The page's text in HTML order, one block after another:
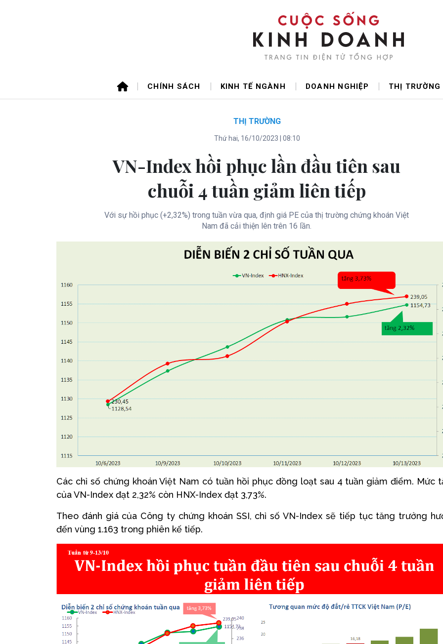
CHÍNH SÁCH KINH TẾ NGÀNH DOANH NGHIỆP THỊ TRƯỜNG
THỊ TRƯỜNG
Thứ hai, 16/10/2023 | 08:10
VN-Index hồi phục lần đầu tiên sau
chuỗi 4 tuần giảm liên tiếp
Với sự hồi phục (+2,32%) trong tuần vừa qua, định giá PE của thị trường chứng khoán Việt
Nam đã cải thiện lên trên 16 lần.
Các chỉ số chứng khoán Việt Nam có tuần hồi phục đồng loạt sau 4 tuần giảm điểm. Mức
của VN-Index đạt 2,32% còn HNX-Index đạt 3,73%.
Theo đánh giá của Công ty chứng khoán SSI, chỉ số VN-Index sẽ tiếp tục tăng trưởng
đến vùng 1.163 trong phiên kế tiếp.